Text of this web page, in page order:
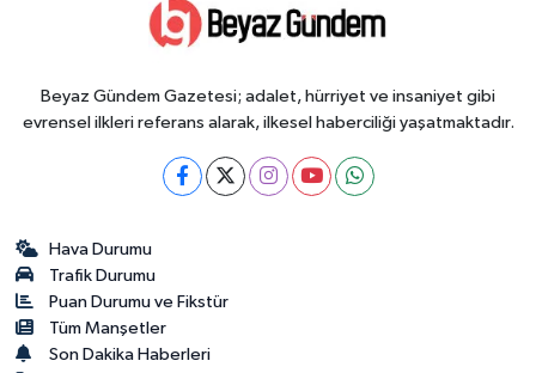
Beyaz Gündem Gazetesi; adalet, hürriyet ve insaniyet gibi
evrensel ilkleri referans alarak, ilkesel haberciliği yaşatmaktadır.
Hava Durumu
Trafik Durumu
Puan Durumu ve Fikstür
Tüm Manşetler
Son Dakika Haberleri